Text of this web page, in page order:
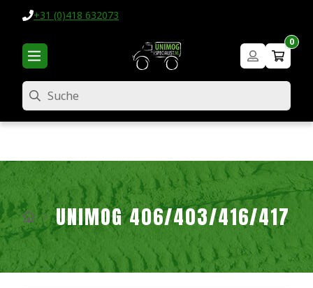
+31 (0)418 632073
0
Suche
UNIMOG 406/403/416/417